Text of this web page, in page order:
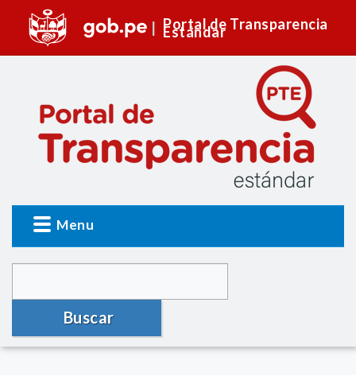
Portal de Transparencia
Estándar
Menu
Buscar